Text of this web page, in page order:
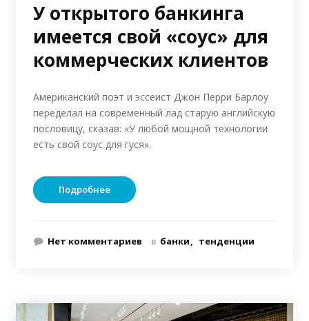
У открытого банкинга
имеется свой «соус» для
коммерческих клиентов
Американский поэт и эссеист Джон Перри Барлоу
переделал на современный лад старую английскую
пословицу, сказав: «У любой мощной технологии
есть свой соус для гуся».
Подробнее
Нет комментариев в банки тенденции